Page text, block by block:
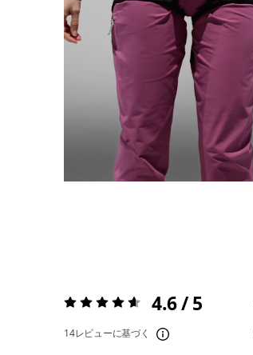
評価:4.6 / 5 4.6 / 5
14レビューに基づく